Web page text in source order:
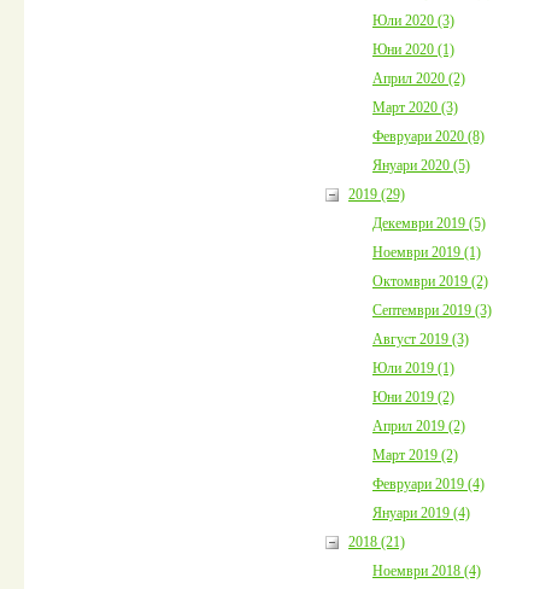
Юли 2020 (3)
Юни 2020 (1)
Април 2020 (2)
Март 2020 (3)
Февруари 2020 (8)
Януари 2020 (5)
2019 (29)
Декември 2019 (5)
Ноември 2019 (1)
Октомври 2019 (2)
Септември 2019 (3)
Август 2019 (3)
Юли 2019 (1)
Юни 2019 (2)
Април 2019 (2)
Март 2019 (2)
Февруари 2019 (4)
Януари 2019 (4)
2018 (21)
Ноември 2018 (4)